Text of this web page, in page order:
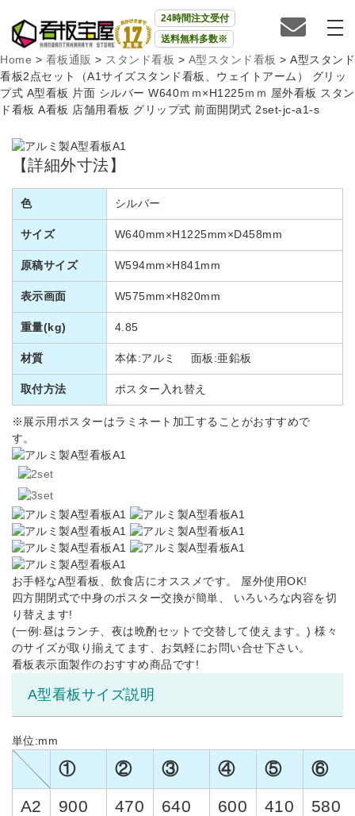
24時間注文受付
送料無料多数※
Home > 看板通販 > スタンド看板 > A型スタンド看板 > A型スタンド
看板2点セット（A1サイズスタンド看板、ウェイトアーム） グリッ
プ式 A型看板 片面 シルバー W640ｍｍ×H1225ｍｍ 屋外看板 スタン
ド看板 A看板 店舗用看板 グリップ式 前面開閉式 2set-jc-a1-s
【詳細外寸法】
色 シルバー
サイズ W640mm×H1225mm×D458mm
原稿サイズ W594mm×H841mm
表示画面 W575mm×H820mm
重量(kg) 4.85
材質 本体:アルミ 面板:亜鉛板
取付方法 ポスター入れ替え
※展示用ポスターはラミネート加工することがおすすめで
す。
お手軽なA型看板、飲食店にオススメです。 屋外使用OK!
四方開閉式で中身のポスター交換が簡単、 いろいろな内容を切
り替えます!
(一例:昼はランチ、夜は晩酌セットで交替して使えます。) 様々
のサイズが取り揃えてます、お気軽にお問い合せ下さい。
看板表示面製作のおすすめ商品です!
A型看板サイズ説明
単位:mm
① ② ③ ④ ⑤ ⑥
A2 900 470 640 600 410
580